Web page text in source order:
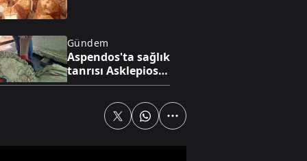
Gündem
Aspendos'ta sağlık
tanrısı Asklepios
ve oğlunun 2,20
bulundu
İzmit